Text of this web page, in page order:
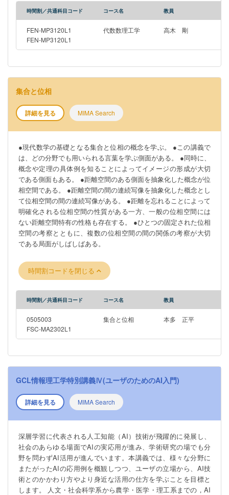
時間割／共通科目コード コース名 教員
FEN-MP3120L1
FEN-MP3120L1
代数数理工学 高木 剛
集合と位相
詳細を見る MIMA Search
●現代数学の基礎となる集合と位相の概念を学ぶ。 ●この講義で
は、どの分野でも用いられる言葉を学ぶ側面がある。 ●同時に、
概念や定理の具体例を知ることによってイメージの形成が大切
である側面もある。 ●距離空間のある側面を抽象化した概念が位
相空間である。 ●距離空間の間の連続写像を抽象化した概念とし
て位相空間の間の連続写像がある。 ●距離を忘れることによって
明確化される位相空間の性質がある一方、一般の位相空間には
ない距離空間特有の性格も存在する。 ●ひとつの固定された位相
空間の考察とともに、複数の位相空間の間の関係の考察が大切
である局面がしばしばある。
時間割コードを閉じる
時間割／共通科目コード コース名 教員
0505003
FSC-MA2302L1
集合と位相 本多 正平
GCL情報理工学特別講義Ⅳ(ユーザのためのAI入門)
詳細を見る MIMA Search
深層学習に代表される人工知能（AI）技術が飛躍的に発展し、
社会のあらゆる場面でAIの実応用が進み、学術研究の場でも分
野を問わずAI活用が進んでいます。本講義では、様々な分野に
またがったAIの応用例を概観しつつ、ユーザの立場から、AI技
術とのかかわり方やより身近な活用の仕方を学ぶことを目標と
します。 人文・社会科学系から農学・医学・理工系までの，AI